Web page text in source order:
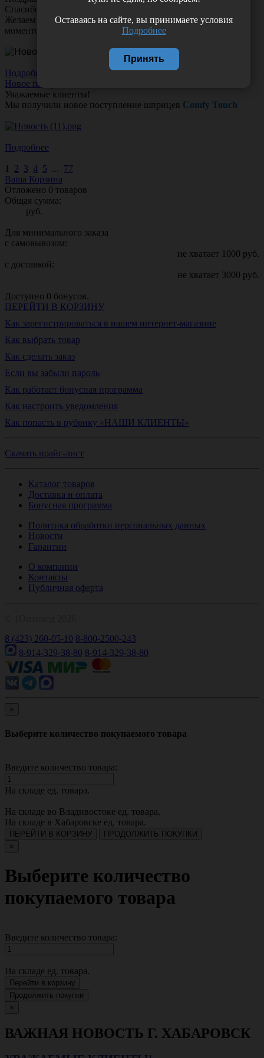
Спасибо за ваш труд, заботу и тепло!
Желаем вам любви, здоровья и множество счастливых
моментов!
Подробнее
Новое поступление!
Уважаемые клиенты!
Мы получили новое поступление шприцев Comfy Touch
Подробнее
1 2 3 4 5 ... 77
Ваша Корзина
Отложено 0 товаров
Общая сумма:
руб.
Для минимального заказа
с самовывозом:
не хватает 1000 руб.
с доставкой:
не хватает 3000 руб.
Доступно 0 бонусов.
ПЕРЕЙТИ В КОРЗИНУ
Как зарегистрироваться в нашем интернет-магазине
Как выбрать товар
Как сделать заказ
Если вы забыли пароль
Как работает бонусная программа
Как настроить уведомления
Как попасть в рубрику «НАШИ КЛИЕНТЫ»
Скачать прайс-лист
Каталог товаров
Доставка и оплата
Бонусная программа
Политика обработки персональных данных
Новости
Гарантии
О компании
Контакты
Публичная оферта
8 (423) 260-05-10 8-800-2500-243
8-914-329-38-80 8-914-329-38-80
×
Выберите количество покупаемого товара
Введите количество товара:
На складе ед. товара.
На складе во Владивостоке ед. товара.
На складе в Хабаровске ед. товара.
ПЕРЕЙТИ В КОРЗИНУ
ПРОДОЛЖИТЬ ПОКУПКИ
×
Выберите количество
покупаемого товара
Введите количество товара:
На складе ед. товара.
Перейти в корзину
Продолжить покупки
×
ВАЖНАЯ НОВОСТЬ Г. ХАБАРОВСК
Оставаясь на сайте, вы принимаете условия
Подробнее
Принять